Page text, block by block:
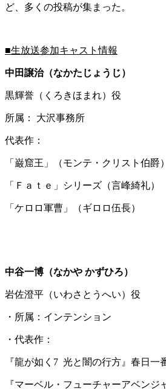
ど、多くの投稿が集まった。
■生放送参加キャスト情報
中田譲治（なかたじょうじ）
黒輝誉（くろきほまれ）役
所属： 大沢事務所
代表作：
「巌窟王」（モンテ・クリスト伯爵）
「Ｆａｔｅ」シリーズ（言峰綺礼）
「ケロロ軍曹」（ギロロ伍長）
中谷一博（なかや かずひろ）
岩佐澄平（いわさとうへい）役
・所属：インテンション
・代表作：
『龍が如く7 光と闇の行方』春日一
『マーベル・フューチャーアベンジ